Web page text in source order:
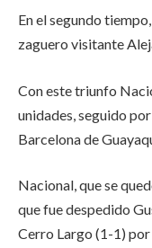
En el segundo
zaguero visitante
Con este triunfo
unidades, seguido
Barcelona de
Nacional, que se
que fue despedido
Cerro Largo (1-1)